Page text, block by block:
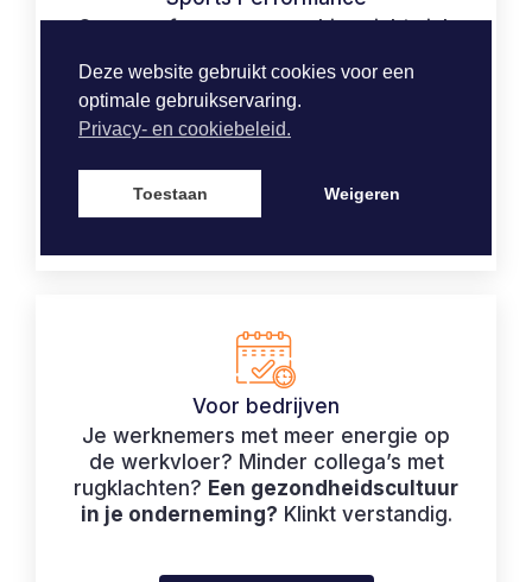
Deze website gebruikt cookies voor een
optimale gebruikservaring.
Privacy- en cookiebeleid.
Toestaan Weigeren
Onze performance coaching richt zich
topsporter die krachttraining wil
gebruikenom de fysieke prestaties
naar een hoger niveau te brengen.
MEER INFO
Voor bedrijven
Je werknemers met meer energie op
de werkvloer? Minder collega’s met
rugklachten? Een gezondheidscultuur
in je onderneming? Klinkt verstandig.